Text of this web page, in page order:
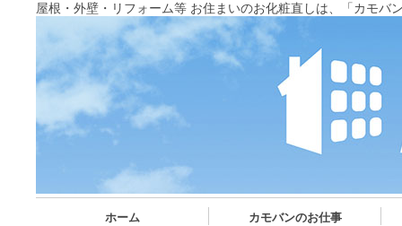
屋根・外壁・リフォーム等 お住まいのお化粧直しは、「カモバ
ホーム カモバンのお仕事